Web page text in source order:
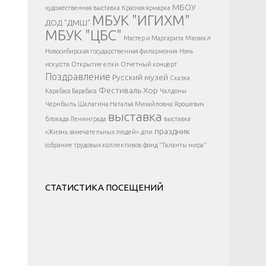
</div >
художественная выставка Красная ярмарка МБОУ
ДОД "ДМШ" МБУК "ИГИХМ"
МБУК "ЦБС" Мастер и Маргарита Мюзикл
Новосибирская государственная филармония Ночь
искусств Открытие елки Отчетный концерт
Поздравление Русский музей Сказка
Карабаса Барабаса ФестивальХор Чалдоны
Чернбыль Шалагина Наталья Михайловна Ярошевич
блокада Ленинграда выставка выставка
«Жизнь замечательных людей» дпи праздник
собрание трудовых коллективов фонд "Таланты мира"
СТАТИСТИКА ПОСЕЩЕНИЙ